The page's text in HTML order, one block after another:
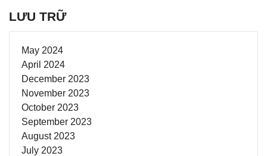
LƯU TRỮ
May 2024
April 2024
December 2023
November 2023
October 2023
September 2023
August 2023
July 2023